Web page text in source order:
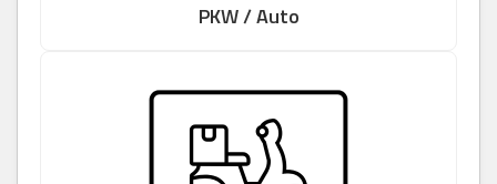
PKW / Auto